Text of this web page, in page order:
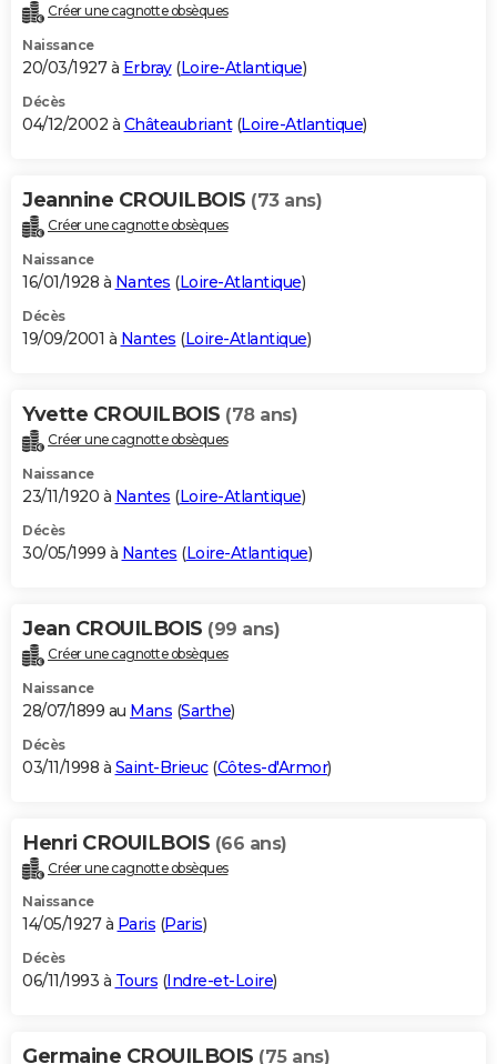
Créer une cagnotte obsèques
Naissance
20/03/1927 à Erbray(Loire-Atlantique)
Décès
04/12/2002 à Châteaubriant(Loire-Atlantique)
Jeannine CROUILBOIS (73 ans)
Créer une cagnotte obsèques
Naissance
16/01/1928 à Nantes (Loire-Atlantique)
Décès
19/09/2001 à Nantes (Loire-Atlantique)
Yvette CROUILBOIS (78 ans)
Créer une cagnotte obsèques
Naissance
23/11/1920 à Nantes (Loire-Atlantique)
Décès
30/05/1999 à Nantes (Loire-Atlantique)
Jean CROUILBOIS (99 ans)
Créer une cagnotte obsèques
Naissance
28/07/1899 au Mans (Sarthe)
Décès
03/11/1998 à Saint-Brieuc(Côtes-d'Armor)
Henri CROUILBOIS (66 ans)
Créer une cagnotte obsèques
Naissance
14/05/1927 à Paris (Paris)
Décès
06/11/1993 à Tours (Indre-et-Loire)
Germaine CROUILBOIS (75 ans)